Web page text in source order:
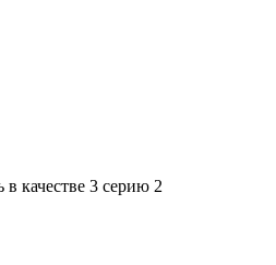
в качестве 3 серию 2